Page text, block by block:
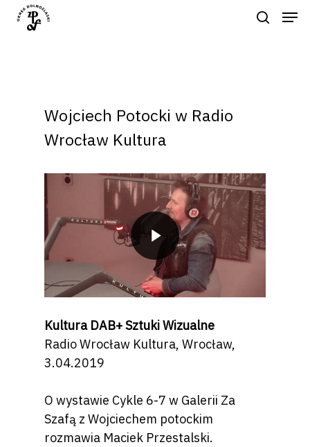
Wojciech Potocki w Radio
Wrocław Kultura
Kultura DAB+ Sztuki Wizualne
Radio Wrocław Kultura, Wrocław,
3.04.2019
O wystawie Cykle 6-7 w Galerii Za
Szafą z Wojciechem potockim
rozmawia Maciek Przestalski.